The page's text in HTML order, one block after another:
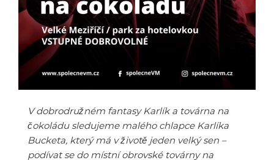
V dobrodružném fantasy Karlík a továrna na
čokoládu sledujeme malého chlapce Karlíka
Bucketa, který má v životě jeden velký sen –
podívat se do místní obrovské továrny na